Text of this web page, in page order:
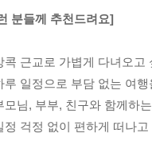
분들께 추천드려요]
콕 근교로 가볍게 다녀오고
루 일정으로 부담 없는 여
모님, 부부, 친구와 함께하
정 걱정 없이 편하게 떠나고